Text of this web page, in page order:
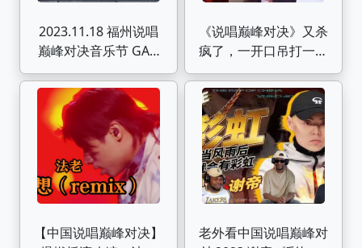
2023.11.18 福州说唱
巅峰对决音乐节 GALI
4k全程
《说唱巅峰对决》又杀
疯了，一开口吊打一众
rapper，网友：太顶
了
【中国说唱巅峰对决】
老外看中国说唱巅峰对